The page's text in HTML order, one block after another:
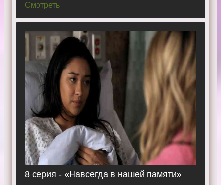
Смотреть
8 серия - «Навсегда в нашей памяти»